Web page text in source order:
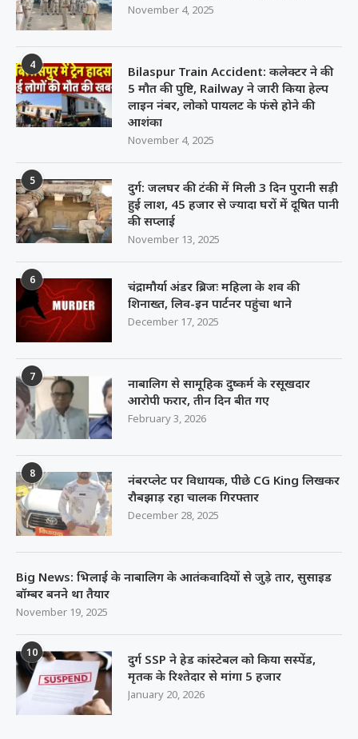
November 4, 2025
4
Bilaspur Train Accident: कलेक्टर ने की
5 मौत की पुष्टि, Railway ने जारी किया हेल्प
लाइन नंबर, लोको पायलट के फंसे होने की
आशंका
November 4, 2025
5
दुर्ग: जलघर की टंकी में मिली 3 दिन पुरानी सड़ी
हुई लाश, 45 हजार से ज्यादा घरों में दूषित पानी
की सप्लाई
November 13, 2025
6
चंद्रामौर्या अंडर ब्रिजः महिला के शव की
शिनाख्त, लिव-इन पार्टनर पहुंचा थाने
December 17, 2025
7
नाबालिग से सामूहिक दुष्कर्म के रसूखदार
आरोपी फरार, तीन दिन बीत गए
February 3, 2026
8
नंबरप्लेट पर विधायक, पीछे CG King लिखकर
रौबझाड़ रहा चालक गिरफ्तार
December 28, 2025
Big News: भिलाई के नाबालिग के आतंकवादियों से जुड़े तार, सुसाइड
बॉम्बर बनने था तैयार
November 19, 2025
10
दुर्ग SSP ने हेड कांस्टेबल को किया सस्पेंड,
मृतक के रिश्तेदार से मांगा 5 हजार
January 20, 2026